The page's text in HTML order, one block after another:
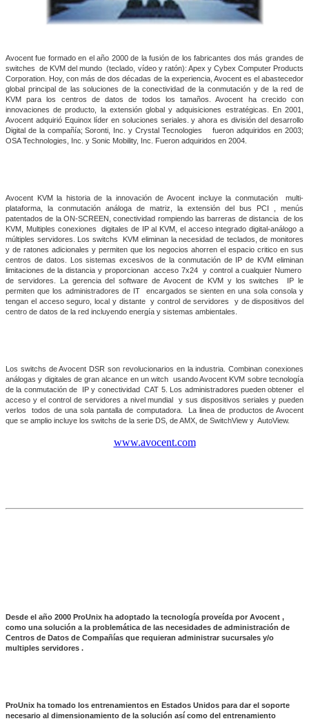
Avocent fue formado en el año 2000 de la fusión de los fabricantes dos más grandes de
switches de KVM del mundo (teclado, vídeo y ratón): Apex y Cybex Computer Products
Corporation. Hoy, con más de dos décadas de la experiencia, Avocent es el abastecedor
global principal de las soluciones de la conectividad de la conmutación y de la red de
KVM para los centros de datos de todos los tamaños. Avocent ha crecido con
innovaciones de producto, la extensión global y adquisiciones estratégicas. En 2001,
Avocent adquirió Equinox líder en soluciones seriales. y ahora es división del desarrollo
Digital de la compañía; Soronti, Inc. y Crystal Tecnologies
fueron adquiridos en 2003;
OSA Technologies, Inc. y Sonic Mobility, Inc. Fueron adquiridos en 2004.
Avocent KVM la historia de la innovación de Avocent incluye la conmutación
multi-
plataforma, la conmutación análoga de matriz, la extensión del bus PCI , menús
patentados de la ON-SCREEN, conectividad rompiendo las barreras de distancia de los
KVM, Multiples conexiones
digitales de IP al KVM, el acceso integrado digital-análogo a
múltiples servidores. Los switchs
KVM eliminan la necesidad de teclados, de monitores
y de ratones adicionales y permiten que los negocios ahorren el espacio critico en sus
centros de datos. Los sistemas excesivos de la conmutación de IP de KVM eliminan
limitaciones de la distancia y proporcionan
acceso 7x24
y control a cualquier Numero
de servidores. La gerencia del software de Avocent de KVM y los switches
IP le
permiten que los administradores de IT
encargados se sienten en una sola consola y
tengan el acceso seguro, local y distante
y control de servidores
y de dispositivos del
centro de datos de la red incluyendo energía y sistemas ambientales.
Los switchs de Avocent DSR son revolucionarios en la industria. Combinan conexiones
análogas y digitales de gran alcance en un witch usando Avocent KVM sobre tecnología
de la conmutación de
IP y conectividad CAT 5. Los administradores pueden obtener el
acceso y el control de servidores a nivel mundial
y sus dispositivos seriales y pueden
verlos
todos de una sola pantalla de computadora.
La linea de productos de Avocent
que se amplio incluye los switchs de la serie DS, de AMX, de SwitchView y AutoView.
www.avocent.com
Desde el año 2000 ProUnix ha adoptado la tecnología proveída por Avocent ,
como una solución a la problemática de las necesidades de administración de
Centros de Datos de Compañías que requieran administrar sucursales y/o
multiples servidores .
ProUnix ha tomado los entrenamientos en Estados Unidos para dar el soporte
necesario al dimensionamiento de la solución así como del entrenamiento